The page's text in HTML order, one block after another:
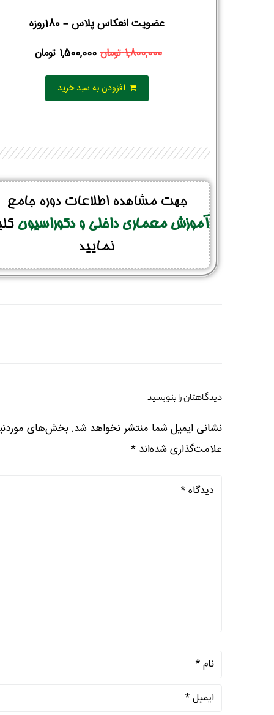
عضویت انعکاس پلاس – 180روزه
1,800,000تومان 1,500,000 تومان
افزودن به سبد خرید
جهت مشاهده اطلاعات دوره جامع
آموزش معماری داخلی و دکوراسیون
نمایید
دیدگاهتان را بنویسید
نشانی ایمیل شما منتشر نخواهد شد. بخش‌های
علامت‌گذاری شده‌اند *